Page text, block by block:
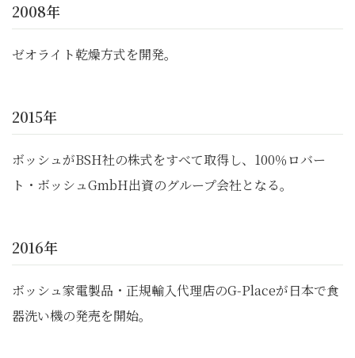
2008年
ゼオライト乾燥方式を開発。
2015年
ボッシュがBSH社の株式をすべて取得し、100％ロバー
ト・ボッシュGmbH出資のグループ会社となる。
2016年
ボッシュ家電製品・正規輸入代理店のG-Placeが日本で食
器洗い機の発売を開始。